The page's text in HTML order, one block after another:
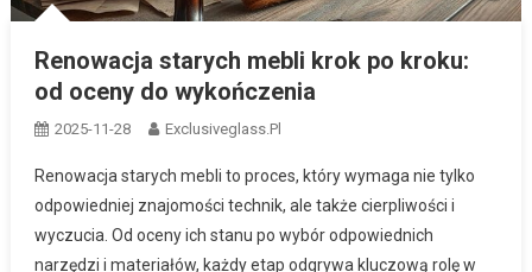
Renowacja starych mebli krok po kroku:
od oceny do wykończenia
2025-11-28 Exclusiveglass.pl
Renowacja starych mebli to proces, który wymaga nie tylko
odpowiedniej znajomości technik, ale także cierpliwości i
wyczucia. Od oceny ich stanu po wybór odpowiednich
narzędzi i materiałów, każdy etap odgrywa kluczową rolę w